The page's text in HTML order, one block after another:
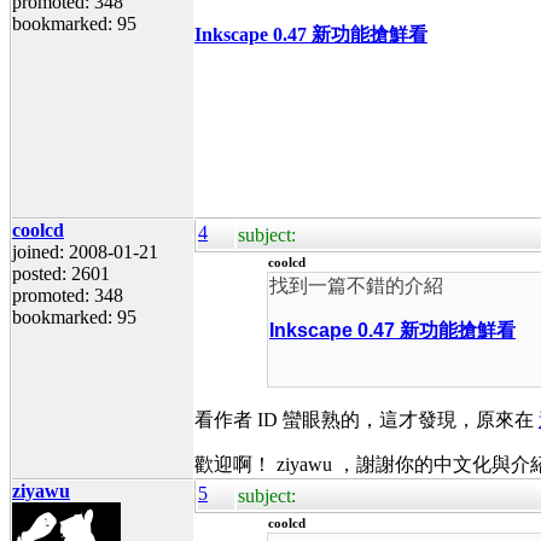
bookmarked: 95
Inkscape 0.47 新功能搶鮮看
coolcd
joined: 2008-01-21
posted: 2601
promoted: 348
bookmarked: 95
4 subject:
coolcd
找到一篇不錯的介紹
Inkscape 0.47 新功能搶鮮看
看作者 ID 蠻眼熟的，這才發現，原來在
歡迎啊！ ziyawu ，謝謝你的中文化與介
ziyawu
5 subject:
coolcd